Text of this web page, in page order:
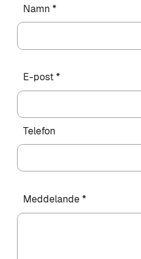
Namn *
E-post *
Telefon
Meddelande *